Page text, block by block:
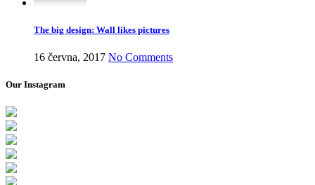
The big design: Wall likes pictures
16 června, 2017 No Comments
Our Instagram